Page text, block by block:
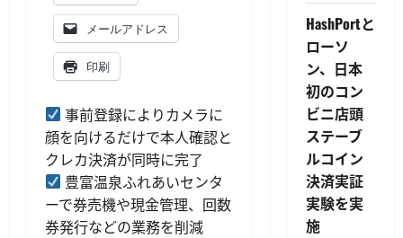
メールアドレス
印刷
事前登録によりカメラに
顔を向けるだけで本人確認と
クレカ決済が同時に完了
豊富温泉ふれあいセンタ
ーで券売機や現金管理、回数
券発行などの業務を削減
HashPortと
ローソ
ン、日本
初のコン
ビニ店頭
ステーブ
ルコイン
決済実証
実験を実
施